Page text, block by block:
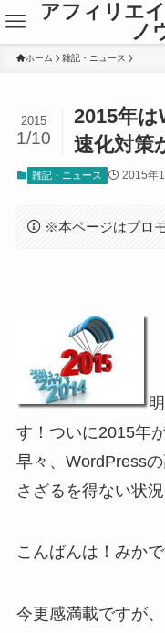
アフィリエ
ノ
ホーム 雑記・ニュース
2015年
速化対策
2015
1/10
雑記・ニュース 2015年
※本ページはプロ
す！ついに2015年
早々、WordPress
さざるを得ない状
こんばんは！みかで
今更感満載ですが、